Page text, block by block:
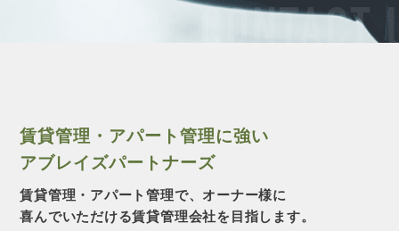
CONTACT
賃貸管理・アパート管理に強い
アブレイズパートナーズ
賃貸管理・アパート管理で、オーナー様に
喜んでいただける賃貸管理会社を目指します。